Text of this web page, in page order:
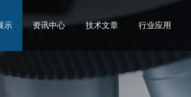
示 资讯中心 技术文章 行业应用